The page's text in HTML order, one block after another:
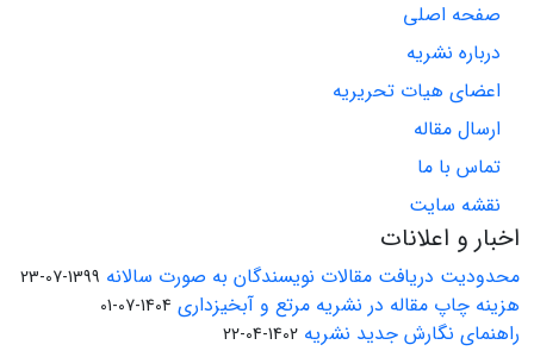
صفحه اصلی
درباره نشریه
اعضای هیات تحریریه
ارسال مقاله
تماس با ما
نقشه سایت
اخبار و اعلانات
محدودیت دریافت مقالات نویسندگان به صورت سالانه 1399-07-23
هزینه چاپ مقاله در نشریه مرتع و آبخیزداری 1404-07-01
راهنمای نگارش جدید نشریه 1402-04-22